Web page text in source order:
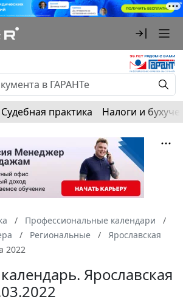
Судебная практика Налоги и
Профессиональные календари
Региональные
Ярославская
2022
Ярославская